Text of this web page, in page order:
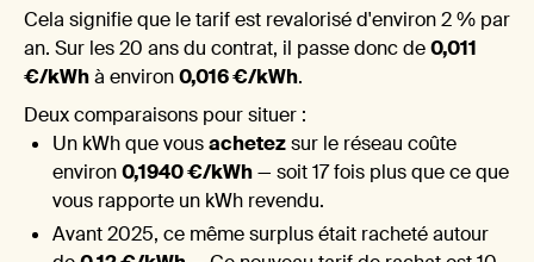
Cela signifie que le tarif est revalorisé d'environ 2 % par
an. Sur les 20 ans du contrat, il passe donc de0,011
€/kWhà environ0,016 €/kWh.
Deux comparaisons pour situer :
Un kWh que vousachetezsur le réseau coûte
environ0,1940 €/kWh— soit 17 fois plus que ce que
vous rapporte un kWh revendu.
Avant 2025, ce même surplus était racheté autour